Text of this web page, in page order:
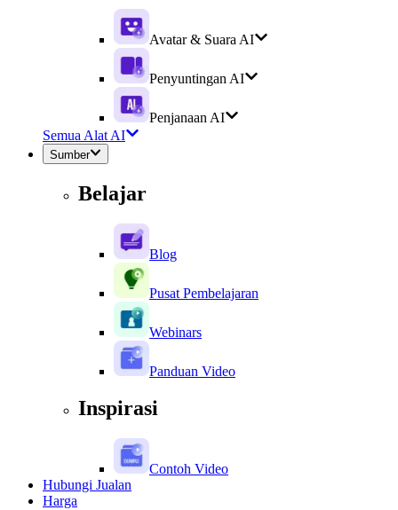
Avatar & Suara AI
Penyuntingan AI
Penjanaan AI
Semua Alat AI
Sumber
Belajar
Blog
Pusat Pembelajaran
Webinars
Panduan Video
Inspirasi
Contoh Video
Hubungi Jualan
Harga